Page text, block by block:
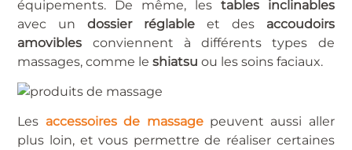
équipements. De même, les tables inclinables
avec undossier réglable et des accoudoirs
amovibles conviennent à différents types de
massages, comme leshiatsu ou les soins faciaux.
Les accessoires de massagepeuvent aussi aller
plus loin, et vous permettre de réaliser certaines